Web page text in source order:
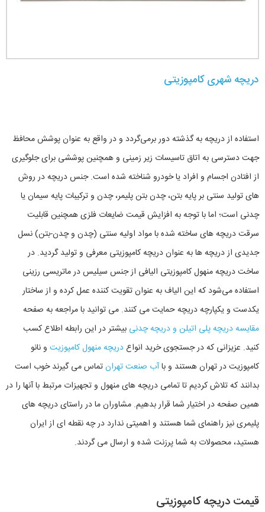
دریچه شهری کامپوزیتی
استفاده از دریچه به گذشته دور برمی‌گردد و در واقع به عنوان پوشش محافظ
جهت دسترسی به اتاق تاسیسات زیر زمینی و همچنین پوششی برای جلوگیری
از افتادن اجسام و افراد یا خودرو شناخته شده است. جنس دریچه در روش
های تولید سنتی بر پایه بتن، چدن بتن پلیمر، چدن و ترکیبات پایه سیمان یا
چدنی است؛ اما با توجه به افزایش قیمت ضایعات فلزی همچنین قابلیت
سرقت دریچه های ساخته شده با مواد اولیه سنتی (چدن و چدن-بتن) نسل
جدیدی از دریچه ها به عنوان دریچه کامپوزیتی معرفی و تولید گردید. در
ساخت دریچه منهول کامپوزیتی الیافی از جنس سیلیس در ماتریسی رزینی
استفاده می‌شود که این الیاف به عنوان تقویت کننده عمل کرده و از ساختار
یکدست و یکپارچه دریچه حمایت می کنند. می توانید با مراجعه به صفحه
مقایسه دریچه پلی اتیلن و دریچه چدنیبیشتر در این رابطه اطلاع کسب
کنید. عزیزانی که در جستجوی خرید انواعدریچه منهول کامپوزیتو نانو
کامپوزیت در تهران هستند و باآب صنعت تهرانتماس می گیرند خوب است
بدانند که تلاش کردیم تا تمامی دریچه های منهول و تجهیزات مرتبط با آنها را در
همین صفحه در اختیار شما قرار بدهیم. مشاوران ما در راستای دریچه های
پلیمری نیز راهنمای شما هستند و اهمیتی ندارد در چه نقطه ای از ایران
هستید، محصولات به شما پرزنت شده و ارسال می گردند.
قیمت دریچه کامپوزیتی